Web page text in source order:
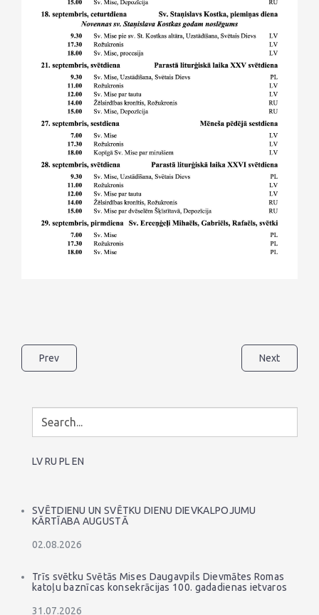
Prev Next
LVRU PLEN
SVĒTDIENU UN SVĒTKU DIENU DIEVKALPOJUMU
KĀRTĪABA AUGUSTĀ
02.08.2026
Trīs svētku Svētās Mises Daugavpils Dievmātes Romas
katoļu baznīcas konsekrācijas 100. gadadienas ietvaros
31.07.2026